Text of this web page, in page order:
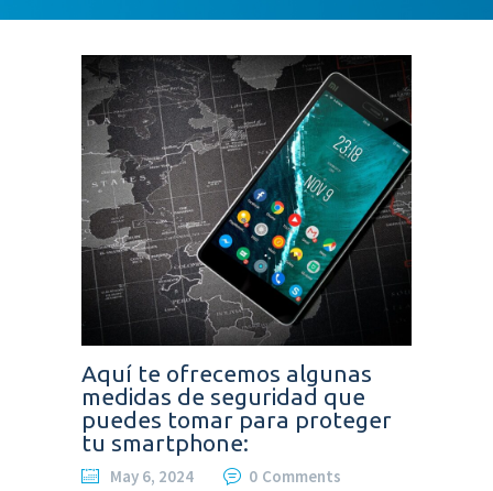
Aquí te ofrecemos algunas
medidas de seguridad que
puedes tomar para proteger
tu smartphone:
May 6, 2024 0 Comments